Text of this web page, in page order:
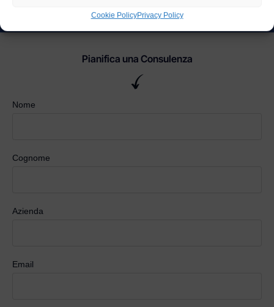
Cookie PolicyPrivacy Policy
Pianifica una Consulenza
Nome
Cognome
Azienda
Email